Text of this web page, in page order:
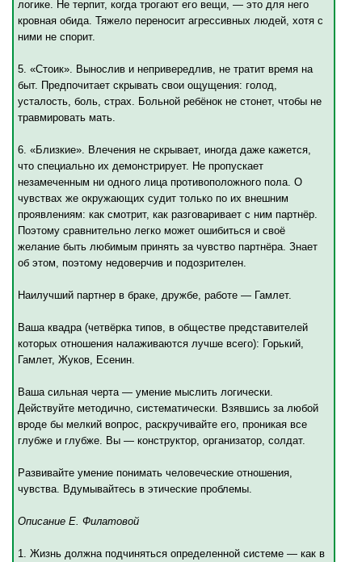
логике. Не терпит, когда трогают его вещи, — это для него
кровная обида. Тяжело переносит агрессивных людей, хотя с
ними не спорит.
5. «Стоик». Вынослив и непривередлив, не тратит время на
быт. Предпочитает скрывать свои ощущения: голод,
усталость, боль, страх. Больной ребёнок не стонет, чтобы не
травмировать мать.
6. «Близкие». Влечения не скрывает, иногда даже кажется,
что специально их демонстрирует. Не пропускает
незамеченным ни одного лица противоположного пола. О
чувствах же окружающих судит только по их внешним
проявлениям: как смотрит, как разговаривает с ним партнёр.
Поэтому сравнительно легко может ошибиться и своё
желание быть любимым принять за чувство партнёра. Знает
об этом, поэтому недоверчив и подозрителен.
Наилучший партнер в браке, дружбе, работе — Гамлет.
Ваша квадра (четвёрка типов, в обществе представителей
которых отношения налаживаются лучше всего): Горький,
Гамлет, Жуков, Есенин.
Ваша сильная черта — умение мыслить логически.
Действуйте методично, систематически. Взявшись за любой
вроде бы мелкий вопрос, раскручивайте его, проникая все
глубже и глубже. Вы — конструктор, организатор, солдат.
Развивайте умение понимать человеческие отношения,
чувства. Вдумывайтесь в этические проблемы.
Описание Е. Филатовой
1. Жизнь должна подчиняться определенной системе — как в